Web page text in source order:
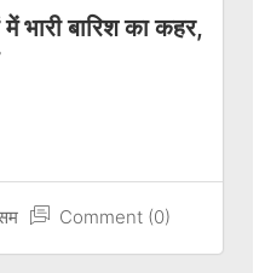
भारी बारिश का कहर,
Comment (0)